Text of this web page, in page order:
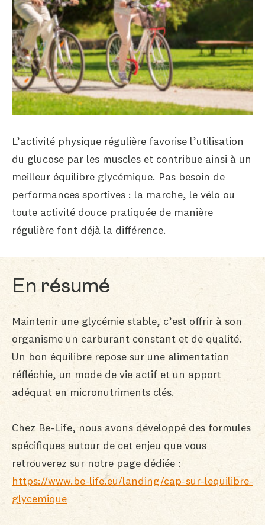
L’activité physique régulière favorise l’utilisation
du glucose par les muscles et contribue ainsi à un
meilleur équilibre glycémique. Pas besoin de
performances sportives : la marche, le vélo ou
toute activité douce pratiquée de manière
régulière font déjà la différence.
En résumé
Maintenir une glycémie stable, c’est offrir à son
organisme un carburant constant et de qualité.
Un bon équilibre repose sur une alimentation
réfléchie, un mode de vie actif et un apport
adéquat en micronutriments clés.
Chez Be-Life, nous avons développé des formules
spécifiques autour de cet enjeu que vous
retrouverez sur notre page dédiée :
https://www.be-life.eu/landing/cap-sur-lequilibre-
glycemique